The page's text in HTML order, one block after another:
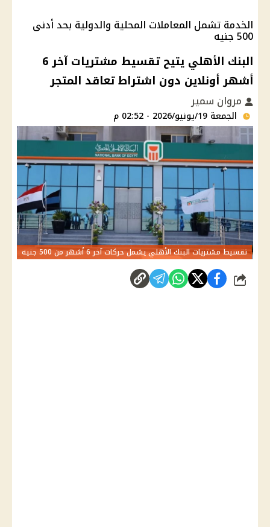
الخدمة تشمل المعاملات المحلية والدولية بحد أدنى
500 جنيه
البنك الأهلي يتيح تقسيط مشتريات آخر 6
أشهر أونلاين دون اشتراط تعاقد المتجر
مروان سمير
الجمعة 19/يونيو/2026 - 02:52 م
تقسيط مشتريات البنك الأهلي يشمل حركات آخر 6 أشهر من 500 جنيه
شارك